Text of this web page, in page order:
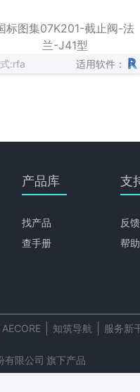
标图集07K201-截止阀-法
兰-J41型
:rfa 适用软件：
产品库
找产品
查手册
支
反
帮
AECORE 知筑导航 服务新
有限公司 旗下产品